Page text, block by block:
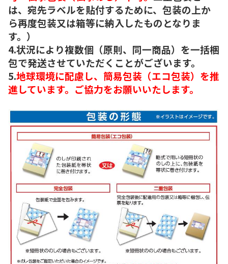
は、宛先ラベルを貼付するために、包装の上か
ら再度包装又は箱等に納入したものとなりま
す。）
4.状況により複数個（原則、同一商品）を一括梱
包で発送させていただくことがございます。
5.地球環境に配慮し、簡易包装（エコ包装）を推
進しています。ご協力をお願いいたします。